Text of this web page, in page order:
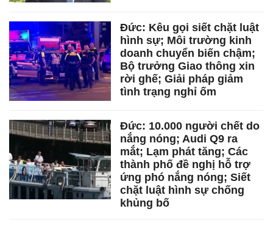
Đức: Kêu gọi siết chặt luật
hình sự; Môi trường kinh
doanh chuyển biến chậm;
Bộ trưởng Giao thông xin
rời ghế; Giải pháp giảm
tình trạng nghỉ ốm
Đức: 10.000 người chết do
nắng nóng; Audi Q9 ra
mắt; Lạm phát tăng; Các
thành phố đề nghị hỗ trợ
ứng phó nắng nóng; Siết
chặt luật hình sự chống
khủng bố